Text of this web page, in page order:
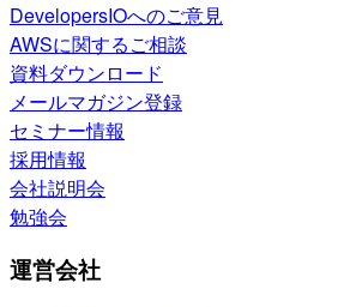
DevelopersIOへのご意見
AWSに関するご相談
資料ダウンロード
メールマガジン登録
セミナー情報
採用情報
会社説明会
勉強会
運営会社